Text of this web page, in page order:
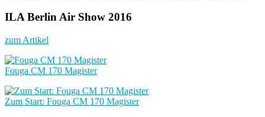
ILA Berlin Air Show 2016
zum Artikel
Fouga CM 170 Magister
Zum Start: Fouga CM 170 Magister